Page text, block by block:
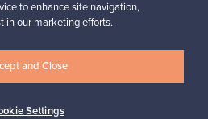
designista?
ja pysyt ajan tasalla!
to enhance site navigation,
in our marketing efforts.
Settings
and Close